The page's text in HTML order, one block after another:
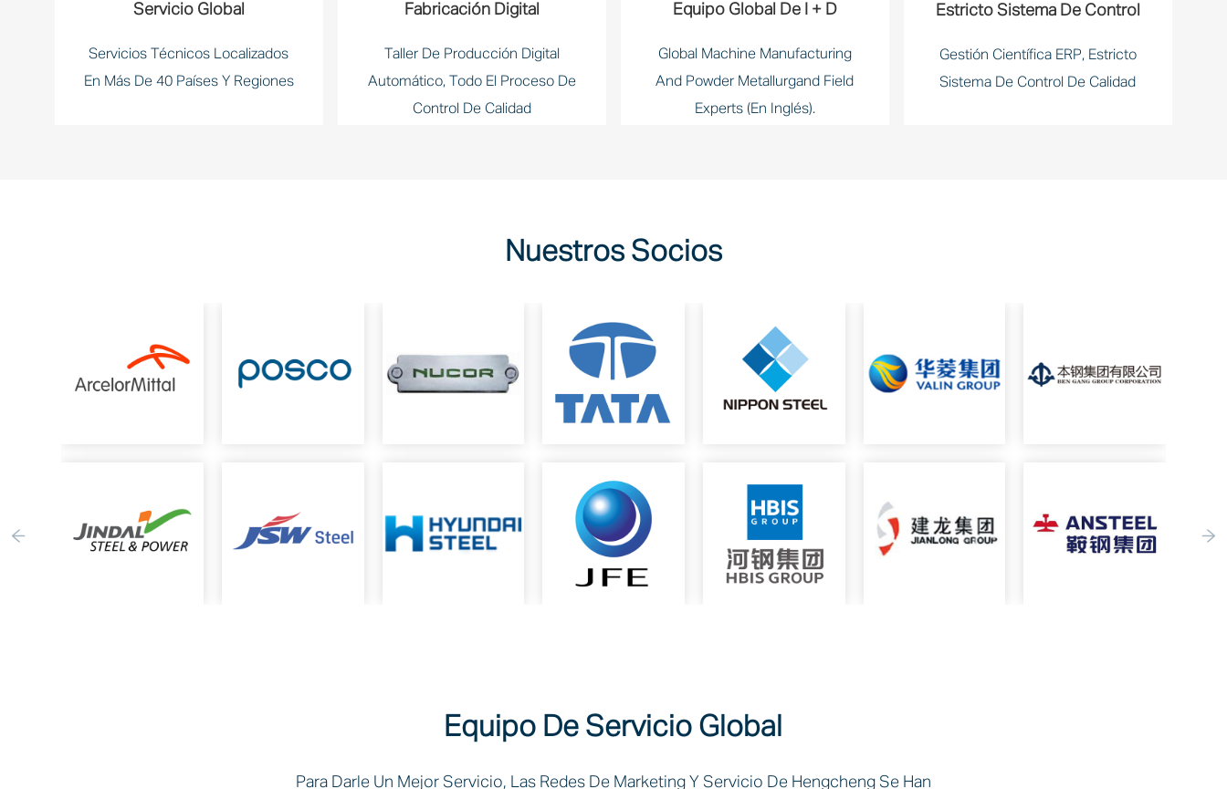
Servicio Global
Servicios Técnicos Localizados
En Más De 40 Países Y Regiones
Fabricación Digital
Taller De Producción Digital
Automático, Todo El Proceso De
Control De Calidad
Equipo Global De I + D
Global Machine Manufacturing
And Powder Metallurgand Field
Experts (en Inglés).
Estricto Sistema De Control
Gestión Científica ERP, Estricto
Sistema De Control De Calidad
Nuestros Socios
Equipo De Servicio Global
Para Darle Un Mejor Servicio, Las Redes De Marketing Y Servicio De Hengcheng Se Han